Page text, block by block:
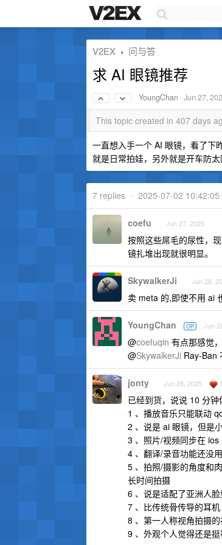
V2EX › 问与答
求 AI 眼镜推荐
YoungChan ·Jun 27,
This topic created in 407 days
一直想入手一个 AI 眼镜，看了下
就是日常拍娃，另外就是开车防
7 replies • 2025-07-02 10:42:05
coefu Jun 27, 2025
按照这些屌毛的尿性，
镜扎堆出现就很明显。
SkywalkerJi Jun 28,
卖 meta 的,即使不用 ai
YoungChan OP Jun
@coefuqin 有点那感觉
@SkywalkerJi Ray-Ban
jonty Jun 28, 2025 1
已经到货，说说 10 分钟
1 、播放音乐只能联动
2 、说是 ai 眼镜，但是
3 、照片/视频同步在
4 、翻译/录音功能还没
5 、拍照/摄影的角度和
长时间拍摄
6 、说是适配了亚洲人
7 、比传统骨传导的耳
8 、第一人称视角拍摄
9 、外观个人觉得还是